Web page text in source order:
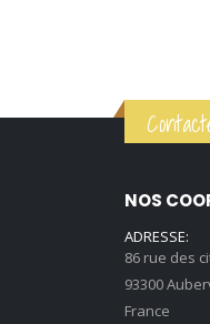
NOS
ADRESSE:
86 rue des
93300
France